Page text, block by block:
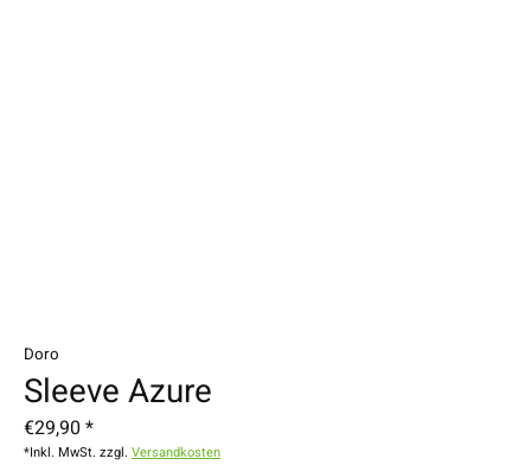
Doro
Sleeve Azure
€29,90 *
*Inkl. MwSt. zzgl. Versandkosten